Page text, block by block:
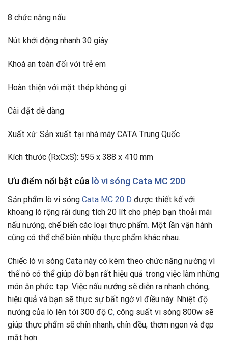
8 chức năng nấu
Nút khởi động nhanh 30 giây
Khoá an toàn đối với trẻ em
Hoàn thiện với mặt thép không gỉ
Cài đặt dễ dàng
Xuất xứ: Sản xuất tại nhà máy CATA Trung Quốc
Kích thước (RxCxS): 595 x 388 x 410 mm
Ưu điểm nổi bật của lò vi sóng Cata MC 20D
Sản phẩm lò vi sóng Cata MC 20 D được thiết kế với
khoang lò rộng rãi dung tích 20 lít cho phép bạn thoải mái
nấu nướng, chế biến các loại thực phẩm. Một lần vận hành
cũng có thể chế biên nhiều thực phẩm khác nhau.
Chiếc lò vi sóng Cata này có kèm theo chức năng nướng vì
thế nó có thể giúp đỡ bạn rất hiệu quả trong việc làm những
món ăn phức tạp. Việc nấu nướng sẽ diễn ra nhanh chóng,
hiệu quả và bạn sẽ thực sự bất ngờ vì điều này. Nhiệt độ
nướng của lò lên tới 300 độ C, công suất vi sóng 800w sẽ
giúp thực phẩm sẽ chín nhanh, chín đều, thơm ngon và đẹp
mắt hơn.